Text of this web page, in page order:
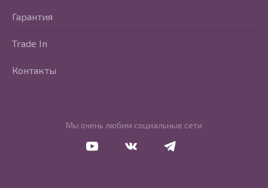
Мы очень любим социальные сети
Гарантия
Trade In
Контакты